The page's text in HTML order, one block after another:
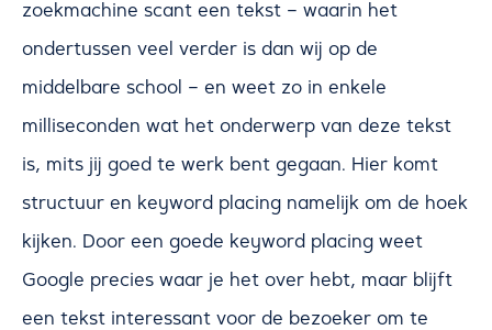
zoekmachine scant een tekst – waarin het
ondertussen veel verder is dan wij op de
middelbare school – en weet zo in enkele
milliseconden wat het onderwerp van deze tekst
is, mits jij goed te werk bent gegaan. Hier komt
structuur en keyword placing namelijk om de hoek
kijken. Door een goede keyword placing weet
Google precies waar je het over hebt, maar blijft
een tekst interessant voor de bezoeker om te